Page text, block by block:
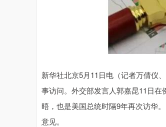
新华社北京5月11日电（记者万倩仪
事访问。外交部发言人郭嘉昆11日
晤，也是美国总统时隔9年再次访华
意见。